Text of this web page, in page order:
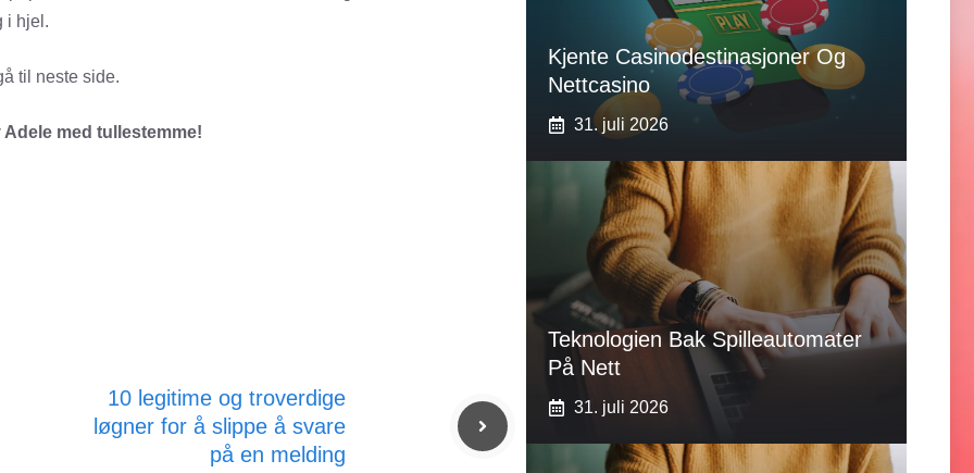
i hjel.
til neste side.
med tullestemme!
10 legitime og troverdige
løgner for å slippe å svare
på en melding
Kjente Casinodestinasjoner Og
Nettcasino
31. juli 2026
Teknologien Bak Spilleautomater
På Nett
31. juli 2026